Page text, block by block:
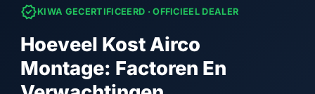
verifiedKIWA GECERTIFICEERD · OFFICIEEL DEALER
Hoeveel Kost Airco
Montage: Factoren En